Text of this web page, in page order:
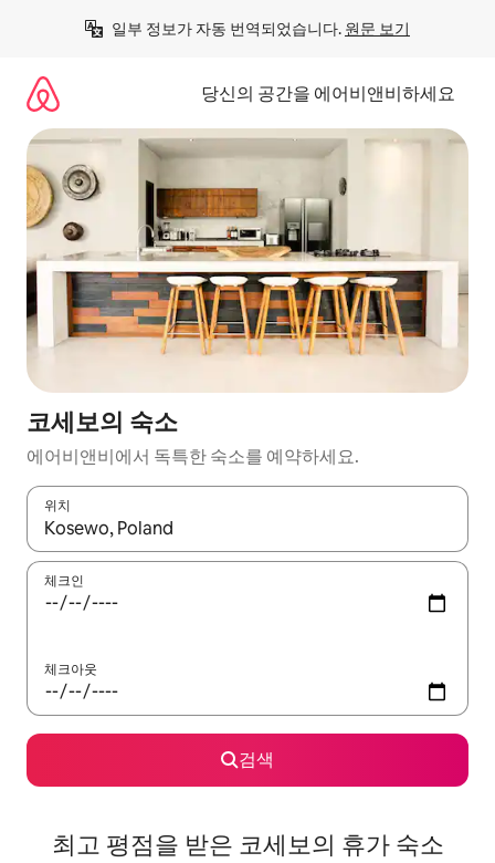
일부 정보가 자동 번역되었습니다. 원문 보기
당신의 공간을 에어비앤비하세요
코세보의 숙소
에어비앤비에서 독특한 숙소를 예약하세요.
위치
결과가 나오면 위·아래 화살표 키를 사용하거나 터치 또는 스와이
체크인
체크아웃
검색
최고 평점을 받은 코세보의 휴가 숙소